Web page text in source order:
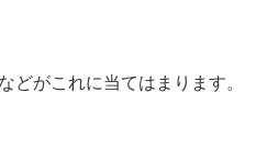
どがこれに当てはまります。